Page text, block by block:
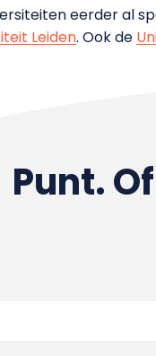
eerder al
Leiden. Ook de
Punt.